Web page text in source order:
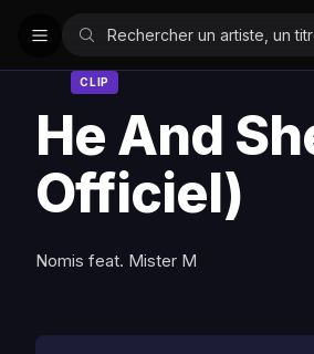
CLIP
He And
Officiel)
Nomis feat. Mister M